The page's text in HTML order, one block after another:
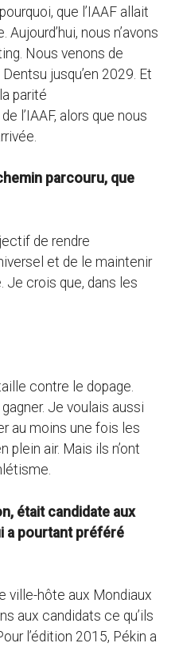
que l’IAAF allait
nous n’avons
Nous venons de
jusqu’en 2029. Et
parité
l’IAAF, alors que nous
parcouru, que
de rendre
et de le maintenir
Je crois que, dans les
contre le dopage.
Je voulais aussi
au moins une fois les
plein air. Mais ils n’ont
était candidate aux
a pourtant préféré
ville-hôte aux Mondiaux
aux candidats ce qu’ils
l’édition 2015, Pékin a